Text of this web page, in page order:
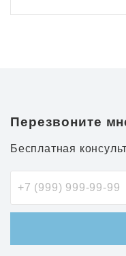
Перезвоните
Бесплатная